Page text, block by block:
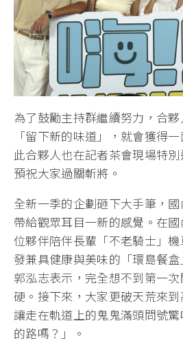
為了鼓勵主持群繼續努力，合
「留下新的味道」，就會獲得
此合夥人也在記者茶會現場特別
預祝大家過關斬將。
全新一季的企劃砸下大手筆，國
帶給觀眾耳目一新的感覺。在
位夥伴陪伴長輩「不老騎士」
發兼具健康與美味的「環島餐
郭泓志表示，完全想不到第一
硬。接下來，大家更破天荒來到
讓走在軌道上的鬼鬼滿頭問號
的路嗎？」。